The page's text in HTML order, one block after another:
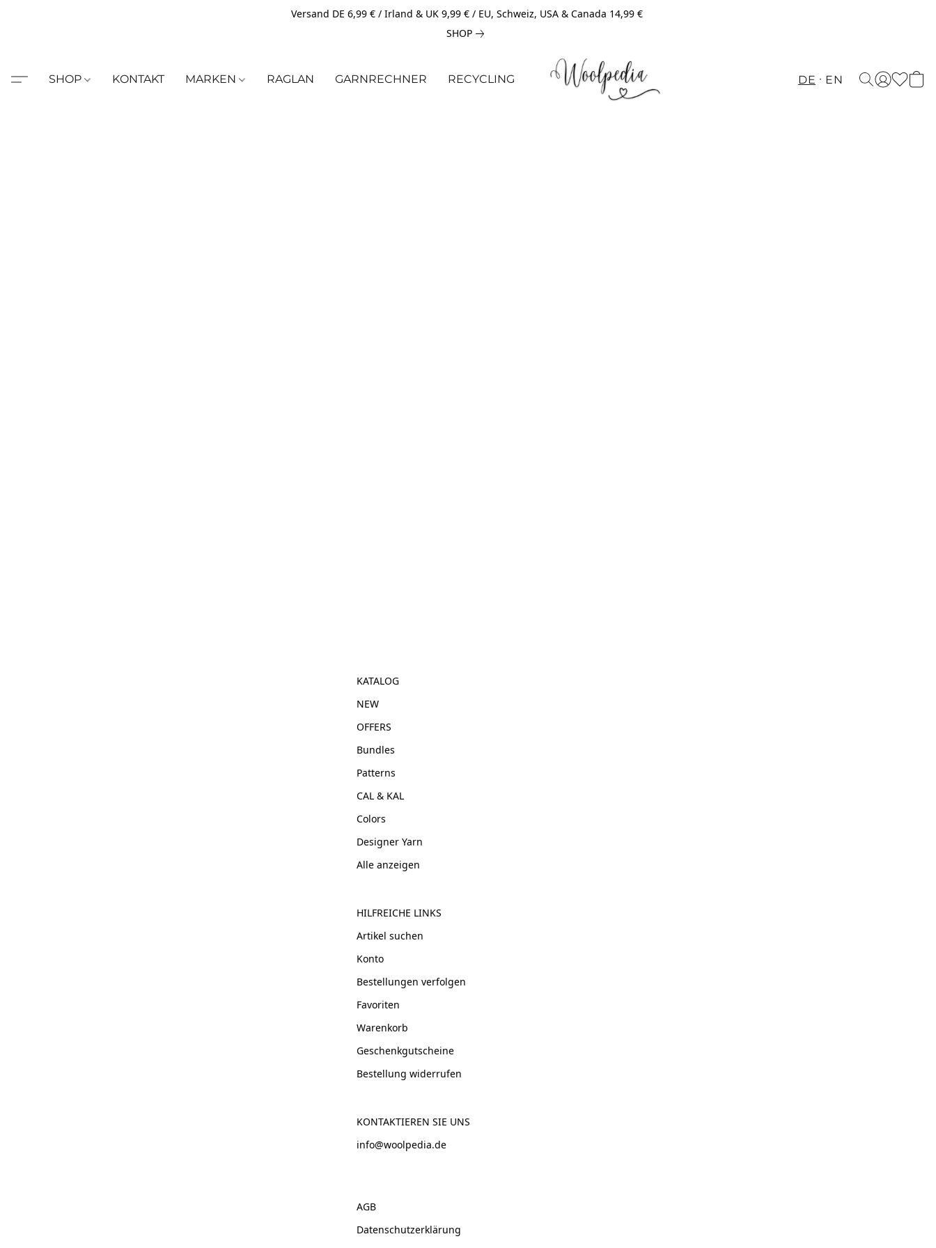
Versand DE 6,99 € / Irland & UK 9,99 € / EU, Schweiz, USA & Canada 14,99 €
SHOP
SHOP KONTAKT MARKEN RAGLAN GARNRECHNER RECYCLING DE EN
KATALOG
NEW
OFFERS
Bundles
Patterns
CAL & KAL
Colors
Designer Yarn
Alle anzeigen
HILFREICHE LINKS
Artikel suchen
Konto
Bestellungen verfolgen
Favoriten
Warenkorb
Geschenkgutscheine
Bestellung widerrufen
KONTAKTIEREN SIE UNS
info@woolpedia.de
AGB
Datenschutzerklärung